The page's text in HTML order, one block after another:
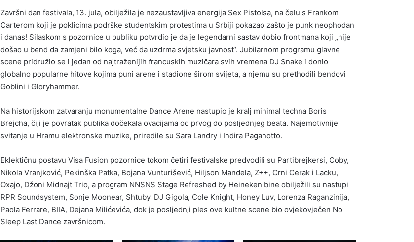
Završni dan festivala, 13. jula, obilježila je nezaustavljiva energija Sex Pistolsa, na čelu s Frankom
Carterom koji je poklicima podrške studentskim protestima u Srbiji pokazao zašto je punk neophodan
i danas! Silaskom s pozornice u publiku potvrdio je da je legendarni sastav dobio frontmana koji „nije
došao u bend da zamjeni bilo koga, već da uzdrma svjetsku javnost“. Jubilarnom programu glavne
scene pridružio se i jedan od najtraženijih francuskih muzičara svih vremena DJ Snake i donio
globalno popularne hitove kojima puni arene i stadione širom svijeta, a njemu su prethodili bendovi
Goblini i Gloryhammer.
Na historijskom zatvaranju monumentalne Dance Arene nastupio je kralj minimal techna Boris
Brejcha, čiji je povratak publika dočekala ovacijama od prvog do posljednjeg beata. Najemotivnije
svitanje u Hramu elektronske muzike, priredile su Sara Landry i Indira Paganotto.
Eklektičnu postavu Visa Fusion pozornice tokom četiri festivalske predvodili su Partibrejkersi, Coby,
Nikola Vranjković, Pekinška Patka, Bojana Vunturišević, Hiljson Mandela, Z++, Crni Cerak i Lacku,
Oxajo, Džoni Midnajt Trio, a program NNSNS Stage Refreshed by Heineken bine obilježili su nastupi
RPR Soundsystem, Sonje Moonear, Shtuby, DJ Gigola, Cole Knight, Honey Luv, Lorenza Raganzinija,
Paola Ferrare, BIIA, Dejana Milićevića, dok je posljednji ples ove kultne scene bio ovjekovječen No
Sleep Last Dance završnicom.